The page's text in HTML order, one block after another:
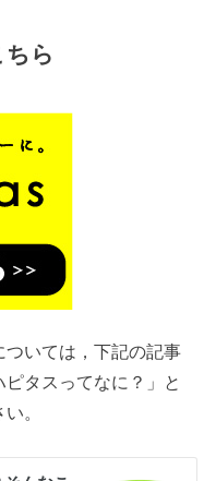
ら
いては，下記の記事
タスってなに？」と
。